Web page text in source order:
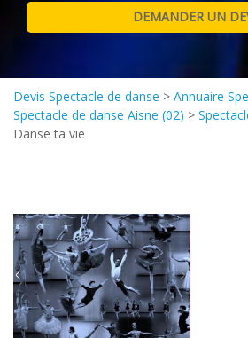
Devis Spectacle de danse > Annuaire
Spectacle de danse Aisne (02) >
Danse ta vie